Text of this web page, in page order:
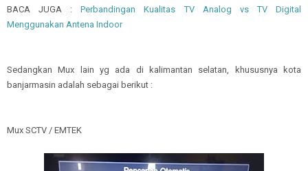
BACA JUGA : Perbandingan Kualitas TV Analog vs TV Digital
Menggunakan Antena Indoor
Sedangkan Mux lain yg ada di kalimantan selatan, khususnya kota
banjarmasin adalah sebagai berikut :
Mux SCTV / EMTEK